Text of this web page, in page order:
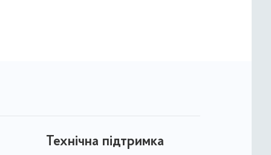
Технічна підтримка